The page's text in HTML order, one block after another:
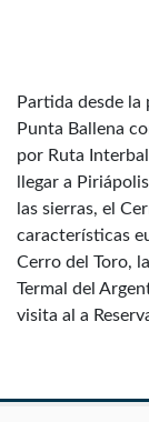
Partida desde la
Punta Ballena
por Ruta
llegar a
las sierras, el
características
Cerro del Toro,
Termal del
visita al a